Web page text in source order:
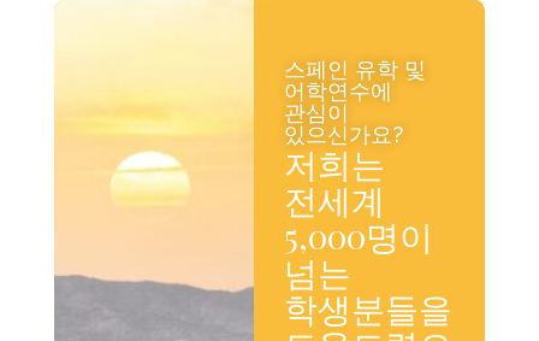
스페인 유학 및
어학연수에
관심이
있으신가요?
저희는
전세계
5,000명이
넘는
학생분들을